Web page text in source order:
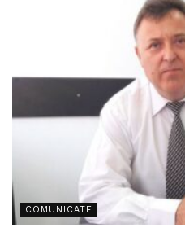
COMUNICATE